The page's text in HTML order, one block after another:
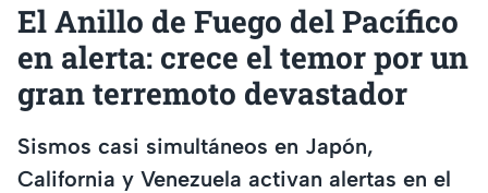
El Anillo de Fuego del Pacífico
en alerta: crece el temor por un
gran terremoto devastador
Sismos casi simultáneos en Japón,
California y Venezuela activan alertas en el